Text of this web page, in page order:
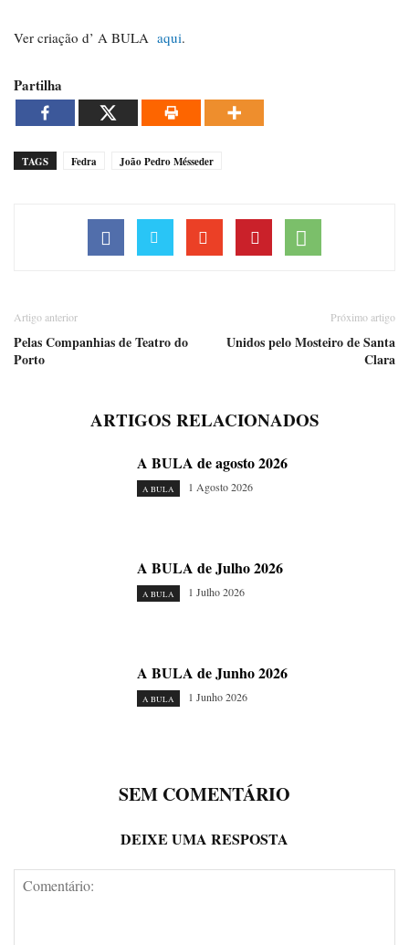
Ver criação d’ A BULA aqui.
Partilha
TAGS Fedra João Pedro Mésseder
Artigo anterior
Pelas Companhias de Teatro do
Porto
Próximo artigo
Unidos pelo Mosteiro de Santa
Clara
ARTIGOS RELACIONADOS
A BULA de agosto 2026
A BULA 1 Agosto 2026
A BULA de Julho 2026
A BULA 1 Julho 2026
A BULA de Junho 2026
A BULA 1 Junho 2026
SEM COMENTÁRIO
DEIXE UMA RESPOSTA